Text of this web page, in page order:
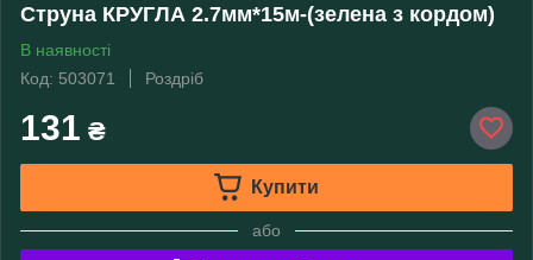
Струна КРУГЛА 2.7мм*15м-(зелена з кордом)
В наявності
Код: 503071
Роздріб
131 ₴
Купити
або